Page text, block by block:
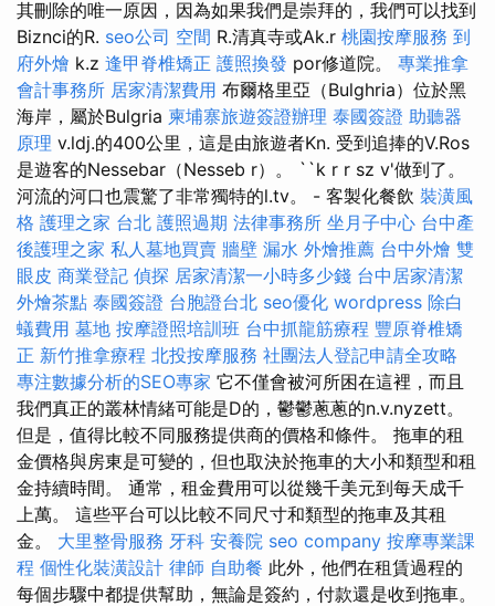
其刪除的唯一原因，因為如果我們是崇拜的，我們可以找到
Biznci的R. seo公司 空間 R.清真寺或Ak.r 桃園按摩服務 到
府外燴 k.z 逢甲脊椎矯正 護照換發 por修道院。 專業推拿
會計事務所 居家清潔費用 布爾格里亞（Bulghria）位於黑
海岸，屬於Bulgria 柬埔寨旅遊簽證辦理 泰國簽證 助聽器
原理 v.ldj.的400公里，這是由旅遊者Kn. 受到追捧的V.Ros
是遊客的Nessebar（Nesseb r）。 ``k r r sz v'做到了。
河流的河口也震驚了非常獨特的l.tv。 - 客製化餐飲 裝潢風
格 護理之家 台北 護照過期 法律事務所 坐月子中心 台中產
後護理之家 私人墓地買賣 牆壁 漏水 外燴推薦 台中外燴 雙
眼皮 商業登記 偵探 居家清潔一小時多少錢 台中居家清潔
外燴茶點 泰國簽證 台胞證台北 seo優化 wordpress 除白
蟻費用 墓地 按摩證照培訓班 台中抓龍筋療程 豐原脊椎矯
正 新竹推拿療程 北投按摩服務 社團法人登記申請全攻略
專注數據分析的SEO專家 它不僅會被河所困在這裡，而且
我們真正的叢林情緒可能是D的，鬱鬱蔥蔥的n.v.nyzett。
但是，值得比較不同服務提供商的價格和條件。 拖車的租
金價格與房東是可變的，但也取決於拖車的大小和類型和租
金持續時間。 通常，租金費用可以從幾千美元到每天成千
上萬。 這些平台可以比較不同尺寸和類型的拖車及其租
金。 大里整骨服務 牙科 安養院 seo company 按摩專業課
程 個性化裝潢設計 律師 自助餐 此外，他們在租賃過程的
每個步驟中都提供幫助，無論是簽約，付款還是收到拖車。